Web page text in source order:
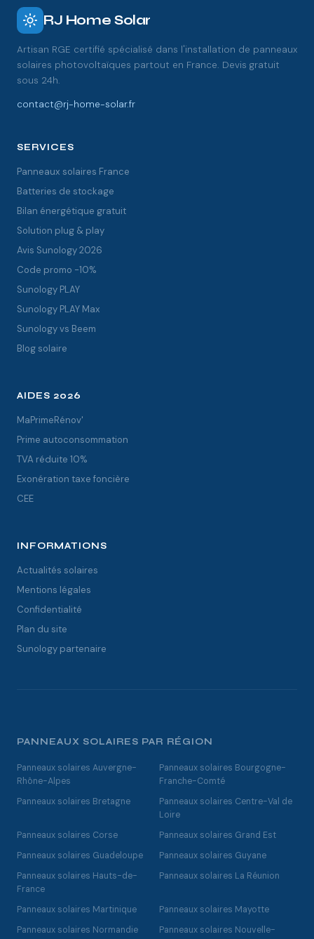
RJ Home Solar
Artisan RGE certifié spécialisé dans l'installation de panneaux
solaires photovoltaïques partout en France. Devis gratuit
sous 24h.
contact@rj-home-solar.fr
SERVICES
Panneaux solaires France
Batteries de stockage
Bilan énergétique gratuit
Solution plug & play
Avis Sunology 2026
Code promo -10%
Sunology PLAY
Sunology PLAY Max
Sunology vs Beem
Blog solaire
AIDES 2026
MaPrimeRénov'
Prime autoconsommation
TVA réduite 10%
Exonération taxe foncière
CEE
INFORMATIONS
Actualités solaires
Mentions légales
Confidentialité
Plan du site
Sunology partenaire
PANNEAUX SOLAIRES PAR RÉGION
Panneaux solaires Auvergne-
Rhône-Alpes
Panneaux solaires Bourgogne-
Franche-Comté
Panneaux solaires Bretagne
Panneaux solaires Centre-Val de
Loire
Panneaux solaires Corse
Panneaux solaires Grand Est
Panneaux solaires Guadeloupe
Panneaux solaires Guyane
Panneaux solaires Hauts-de-
France
Panneaux solaires La Réunion
Panneaux solaires Martinique
Panneaux solaires Mayotte
Panneaux solaires Normandie
Panneaux solaires Nouvelle-